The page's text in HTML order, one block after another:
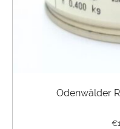
Odenwälder
€